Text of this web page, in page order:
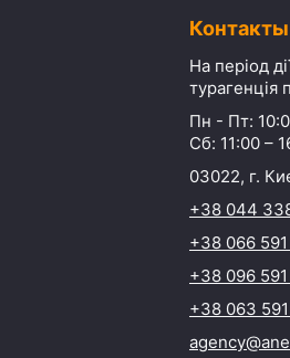
Контакты
На період
турагенція
Пн - Пт:
Сб: 11:00 –
03022, г.
+38 044
+38 066
+38 096
+38 063